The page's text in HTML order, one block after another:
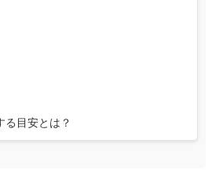
る目安とは？